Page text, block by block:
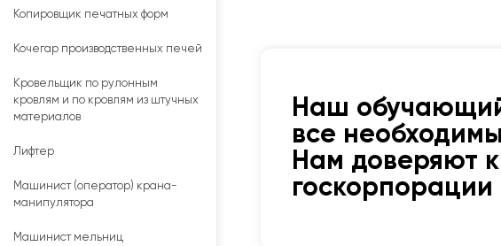
Копировщик печатных форм
Кочегар производственных печей
Кровельщик по рулонным
кровлям и по кровлям из штучных
материалов
Лифтер
Машинист (оператор) крана-
манипулятора
Машинист мельниц
Наш
все
Нам доверяют
госкорпорации